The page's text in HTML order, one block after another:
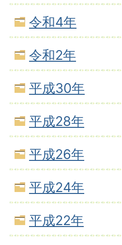
令和4年
令和2年
平成30年
平成28年
平成26年
平成24年
平成22年